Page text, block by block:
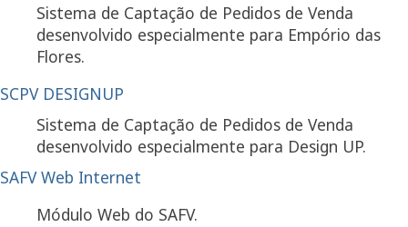
Sistema de Captação de Pedidos de Venda
desenvolvido especialmente para Empório das
Flores.
SCPV DESIGNUP
Sistema de Captação de Pedidos de Venda
desenvolvido especialmente para Design UP.
SAFV Web Internet
Módulo Web do SAFV.